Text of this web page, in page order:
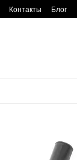
Контакты Блог